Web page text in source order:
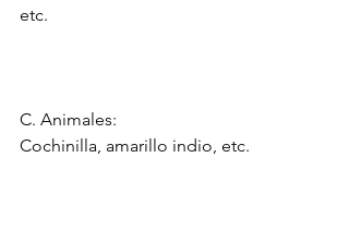
etc.
C. ﻿﻿﻿Animales:
Cochinilla, amarillo indio, etc.